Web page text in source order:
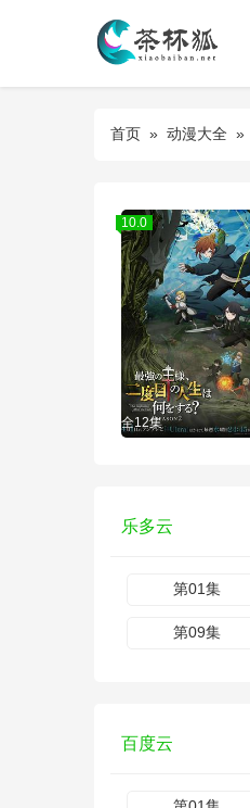
首页 » 动漫大全 »
10.0
全12集
乐多云
第01集
第09集
百度云